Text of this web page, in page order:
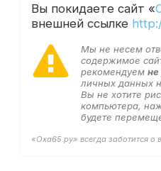
Вы покидаете сайт «
внешней ссылке
Мы не несем
содержимое
рекомендуем не
личных данных
Вы не хотите
компьютера,
будете
«Оха65.ру» всегда заботится о